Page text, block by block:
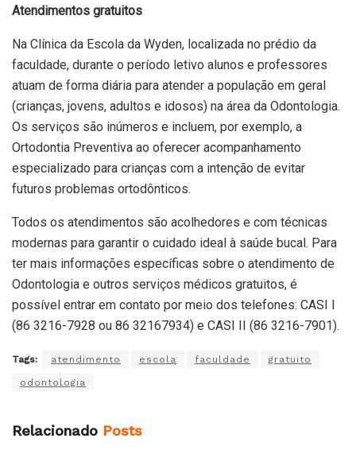
Atendimentos gratuitos
Na Clínica da Escola da Wyden, localizada no prédio da
faculdade, durante o período letivo alunos e professores
atuam de forma diária para atender a população em geral
(crianças, jovens, adultos e idosos) na área da Odontologia.
Os serviços são inúmeros e incluem, por exemplo, a
Ortodontia Preventiva ao oferecer acompanhamento
especializado para crianças com a intenção de evitar
futuros problemas ortodônticos.
Todos os atendimentos são acolhedores e com técnicas
modernas para garantir o cuidado ideal à saúde bucal. Para
ter mais informações específicas sobre o atendimento de
Odontologia e outros serviços médicos gratuitos, é
possível entrar em contato por meio dos telefones: CASI I
(86 3216-7928 ou 86 32167934) e CASI II (86 3216-7901).
Tags: atendimento escola faculdade gratuito
odontologia
Relacionado Posts